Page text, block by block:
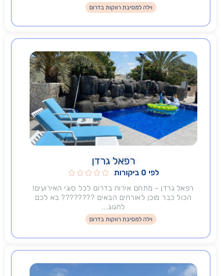
וילה למסיבת רווקות בדרום
רפאל גרדן
לפי 0 ביקורות 




רפאל גרדן - מתחם אירוח בדרום לכל סוגי האירועים!
הכול כבר מוכן לאורחים הבאים ???????? בא לכם
לחגוג...
וילה למסיבת רווקות בדרום